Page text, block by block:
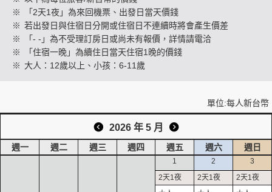
※
「2天1夜」為來回機票、出發日當天價錢
※ 若出發日與住宿日分開或住宿日不連續時將會產生價差
※
「- -」為不受理訂房日或尚未有報價，詳情請電洽
※
「住宿一晚」為續住日當天住宿1晚的價錢
※ 大人：12歲以上、小孩：6-11歲
單位:每人新台幣
2026 年 5 月
週一 週二 週三 週四 週五 週六 週日
1 2 3